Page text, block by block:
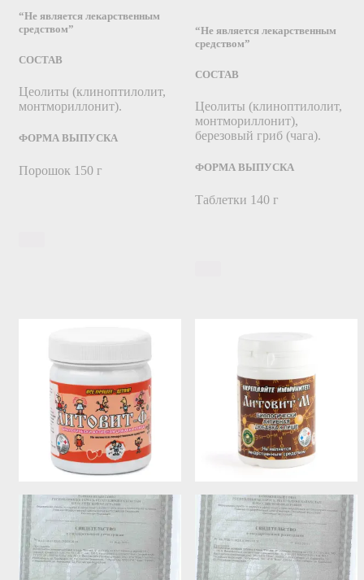
“Не является лекарственным
средством”
СОСТАВ
Цеолиты (клиноптилолит,
монтмориллонит).
ФОРМА ВЫПУСКА
Порошок 150 г
“Не является лекарственным
средством”
СОСТАВ
Цеолиты (клиноптилолит,
монтмориллонит),
березовый гриб (чага).
ФОРМА ВЫПУСКА
Таблетки 140 г